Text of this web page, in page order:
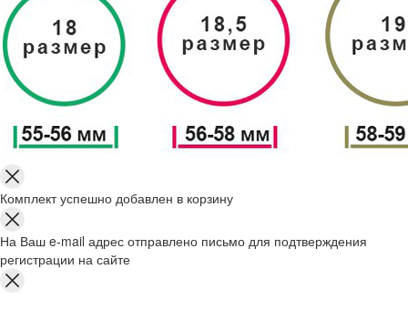
Комплект успешно добавлен в корзину
На Ваш e-mail адрес отправлено письмо для подтверждения
регистрации на сайте